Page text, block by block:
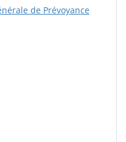
de Prévoyance